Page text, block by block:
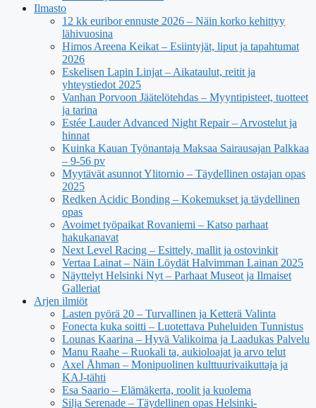
Ilmasto
12 kk euribor ennuste 2026 – Näin korko kehittyy
lähivuosina
Himos Areena Keikat – Esiintyjät, liput ja tapahtumat
2026
Eskelisen Lapin Linjat – Aikataulut, reitit ja
yhteystiedot 2025
Vanhan Porvoon Jäätelötehdas – Myyntipisteet, tuotteet
ja tarina
Estée Lauder Advanced Night Repair – Arvostelut ja
hinnat
Kuinka Kauan Työnantaja Maksaa Sairausajan Palkkaa
– 9-56 pv
Myytävät asunnot Ylitornio – Täydellinen ostajan opas
2025
Redken Acidic Bonding – Kokemukset ja täydellinen
opas
Avoimet työpaikat Rovaniemi – Katso parhaat
hakukanavat
Next Level Racing – Esittely, mallit ja ostovinkit
Vertaa Lainat – Näin Löydät Halvimman Lainan 2025
Näyttelyt Helsinki Nyt – Parhaat Museot ja Ilmaiset
Galleriat
Arjen ilmiöt
Lasten pyörä 20 – Turvallinen ja Ketterä Valinta
Fonecta kuka soitti – Luotettava Puheluiden Tunnistus
Lounas Kaarina – Hyvä Valikoima ja Laadukas Palvelu
Manu Raahe – Ruokali ta, aukioloajat ja arvo telut
Axel Åhman – Monipuolinen kulttuurivaikuttaja ja
KAJ-tähti
Esa Saario – Elämäkerta, roolit ja kuolema
Silja Serenade – Täydellinen opas Helsinki-